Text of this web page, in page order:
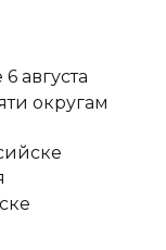
августа
округам